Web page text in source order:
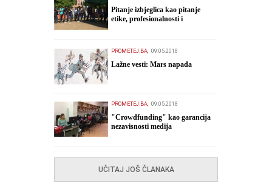
​Pitanje izbjeglica kao pitanje
etike, profesionalnosti i
PROMETEJ.BA, 09.05.2018
Lažne vesti: Mars napada
PROMETEJ.BA, 09.05.2018
"Crowdfunding" kao garancija
nezavisnosti medija
UČITAJ JOŠ ČLANAKA